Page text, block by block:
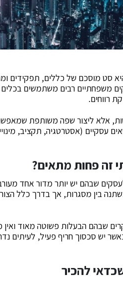
סט מוסכם של כללים, תפקידים
משפחתיים רבים משתמשים
רווחים.
אלא ליצור שפה משותפת
עסקיים (אסטרטגיה, תקציב,
זה פחות מתאים?
שבהם יש יותר מדור אחד
בין מסגרות, אך בדרך כלל
שבהם הבעלות פשוטה מאוד
יש סכסוך חריף פעיל, לעיתים
להכיר